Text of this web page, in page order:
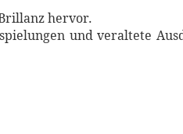
hervor.
und veraltete